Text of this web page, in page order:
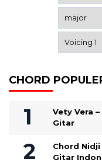
CHORD
Vety Vera
Gitar
Chord
Gitar